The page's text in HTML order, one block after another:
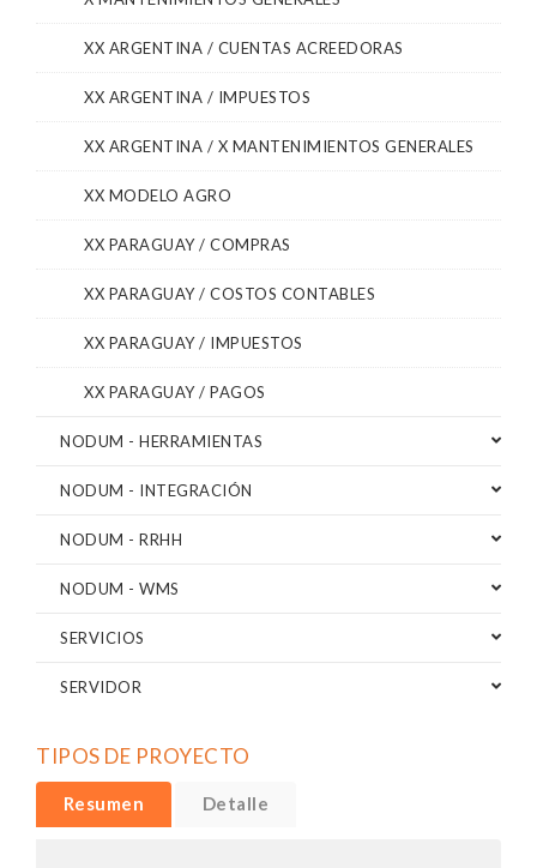
XX ARGENTINA / CUENTAS ACREEDORAS
XX ARGENTINA / IMPUESTOS
XX ARGENTINA / X MANTENIMIENTOS GENERALES
XX MODELO AGRO
XX PARAGUAY / COMPRAS
XX PARAGUAY / COSTOS CONTABLES
XX PARAGUAY / IMPUESTOS
XX PARAGUAY / PAGOS
NODUM - HERRAMIENTAS
NODUM - INTEGRACIÓN
NODUM - RRHH
NODUM - WMS
SERVICIOS
SERVIDOR
TIPOS DE PROYECTO
Resumen Detalle